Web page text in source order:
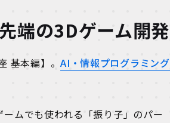
端の3Dゲーム開発
基本編】。AI・情報プログラミング
ムでも使われる「振り子」のパー